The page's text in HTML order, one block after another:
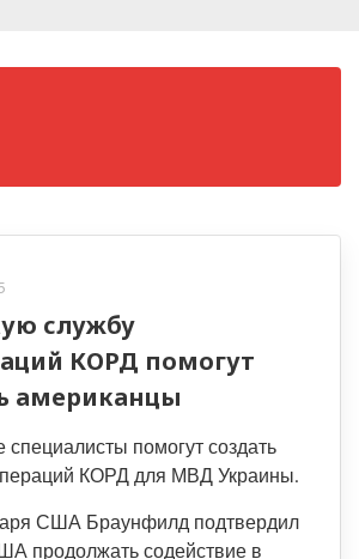
службу
КОРД помогут
американцы
специалисты помогут создать
КОРД для МВД Украины.
США Браунфилд подтвердил
продолжать содействие в